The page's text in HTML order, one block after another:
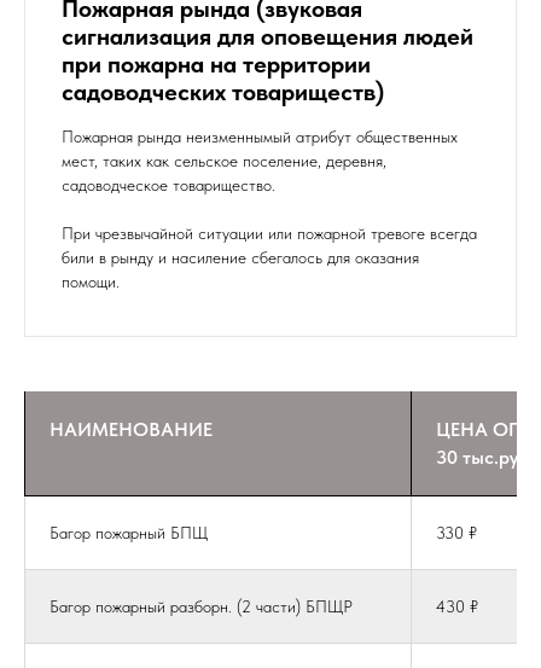
Пожарная рында (звуковая
сигнализация для оповещения людей
при пожарна на территории
садоводческих товариществ)
Пожарная рында неизменнымый атрибут общественных
мест, таких как сельское поселение, деревня,
садоводческое товарищество.
При чрезвычайной ситуации или пожарной тревоге всегда
били в рынду и насиление сбегалось для оказания
помощи.
НАИМЕНОВАНИЕ
ЦЕНА ОПТ
30 тыс.руб.
Багор пожарный БПЩ 330 ₽
Багор пожарный разборн. (2 части) БПЩР 430 ₽